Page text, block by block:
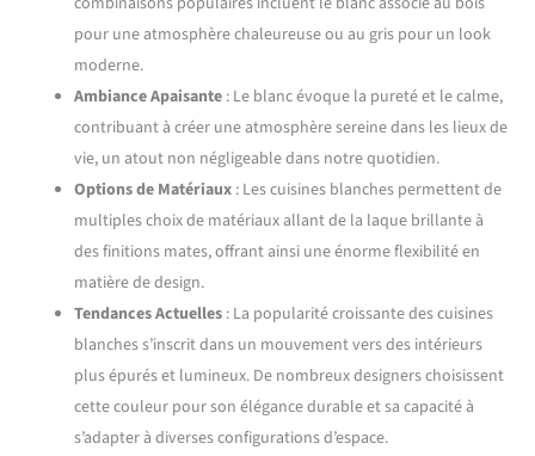
pour une atmosphère chaleureuse ou au gris pour un look
moderne.
Ambiance Apaisante : Le blanc évoque la pureté et le calme,
contribuant à créer une atmosphère sereine dans les lieux de
vie, un atout non négligeable dans notre quotidien.
Options de Matériaux : Les cuisines blanches permettent de
multiples choix de matériaux allant de la laque brillante à
des finitions mates, offrant ainsi une énorme flexibilité en
matière de design.
Tendances Actuelles : La popularité croissante des cuisines
blanches s’inscrit dans un mouvement vers des intérieurs
plus épurés et lumineux. De nombreux designers choisissent
cette couleur pour son élégance durable et sa capacité à
s’adapter à diverses configurations d’espace.